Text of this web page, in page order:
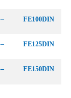
– FE100DIN
– FE125DIN
– FE150DIN